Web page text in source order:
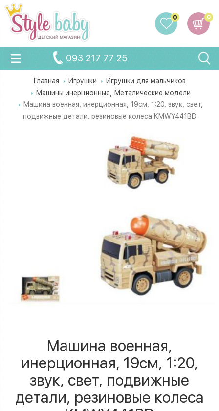
0
0
093 217 77 25
Главная Игрушки
Игрушки для мальчиков
Машины инерционные, Металические модели
Машина военная, инерционная, 19см, 1:20, звук, свет,
подвижные детали, резиновые колеса KMWY441BD
Машина военная,
инерционная, 19см, 1:20,
звук, свет, подвижные
детали, резиновые колеса